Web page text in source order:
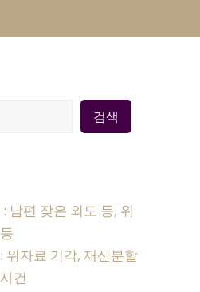
검색
남편 잦은 외도 등, 위
위자료 기각, 재산분할
건